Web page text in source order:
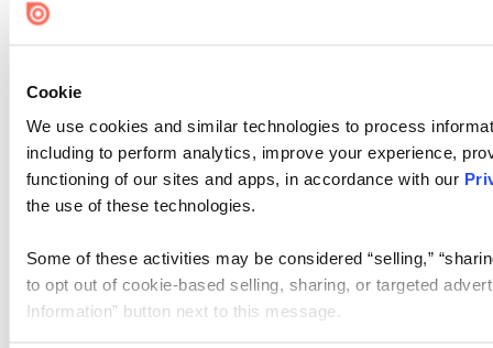
Cookie
We use cookies and similar technologies to process
including to perform analytics, improve your experience,
functioning of our sites and apps, in accordance with our
the use of these technologies.
Some of these activities may be considered “selling,”
to opt out of cookie-based selling, sharing, or targeted
Information” button next to this message.